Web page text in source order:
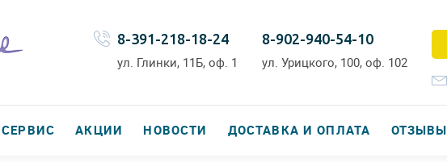
8-902-940-54-10
ул. Урицкого, 100, оф. 102
8-391-218-18-24
ул. Глинки, 11Б, оф. 1
СЕРВИС АКЦИИ НОВОСТИ ДОСТАВКА И ОПЛАТА ОТЗЫВЫ